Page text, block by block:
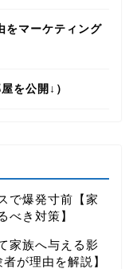
マーケティング
を公開↓）
で爆発寸前【家
べき対策】
家族へ与える影
が理由を解説】